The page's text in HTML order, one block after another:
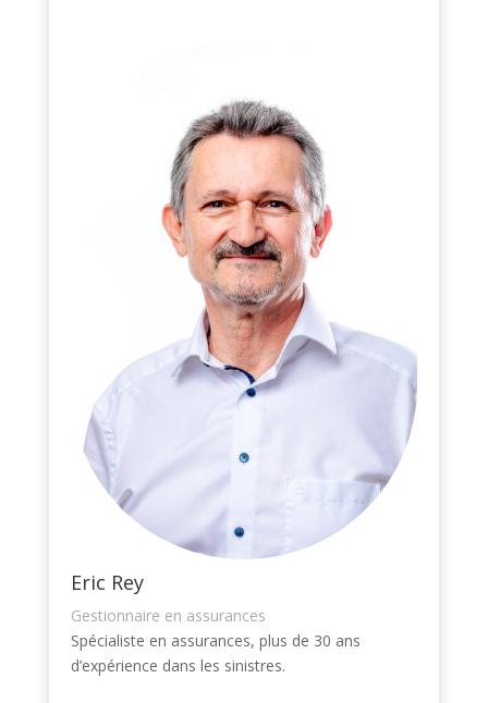
Eric Rey
Gestionnaire en assurances
Spécialiste en assurances, plus de 30 ans
d’expérience dans les sinistres.